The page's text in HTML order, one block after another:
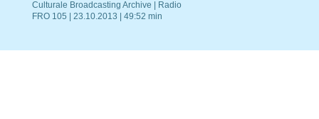
Culturale Broadcasting Archive | Radio
FRO 105 | 23.10.2013 | 49:52 min